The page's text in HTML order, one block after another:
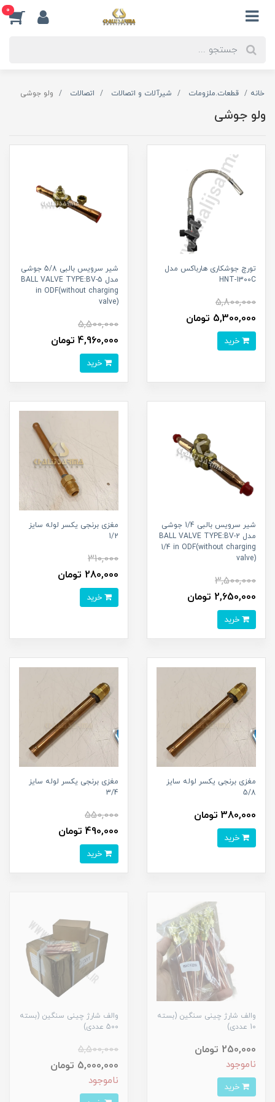
0
خانه قطعات.ملزومات شیرآلات و اتصالات اتصالات ولو جوشی
ولو جوشی
تورچ جوشکاری هارباکس مدل
HNT-1300C
5,800,000
5,300,000 تومان
شیر سرویس بالبی 5/8 جوشی
مدل BALL VALVE TYPE:BV-5
in ODF(without charging
valve)
5,500,000
4,960,000 تومان
شیر سرویس بالبی 1/4 جوشی
مدل BALL VALVE TYPE:BV-2
1/4 in ODF(without charging
valve)
3,500,000
2,650,000 تومان
مغزی برنجی یکسر لوله سایز
1/2
310,000
280,000 تومان
مغزی برنجی یکسر لوله سایز
5/8
380,000 تومان
مغزی برنجی یکسر لوله سایز
3/4
550,000
490,000 تومان
والف شارژ چینی سنگین (بسته
10 عددی)
250,000 تومان
ناموجود
والف شارژ چینی سنگین (بسته
500 عددی)
5,500,000
5,000,000 تومان
ناموجود